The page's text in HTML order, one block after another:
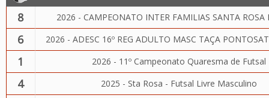
8 2026 - CAMPEONATO INTER FAMILIAS SANTA ROSA
6 2026 - ADESC 16º REG ADULTO MASC TAÇA
1 2026 - 11º Campeonato Quaresma de Futsal
4 2025 - Sta Rosa - Futsal Livre Masculino